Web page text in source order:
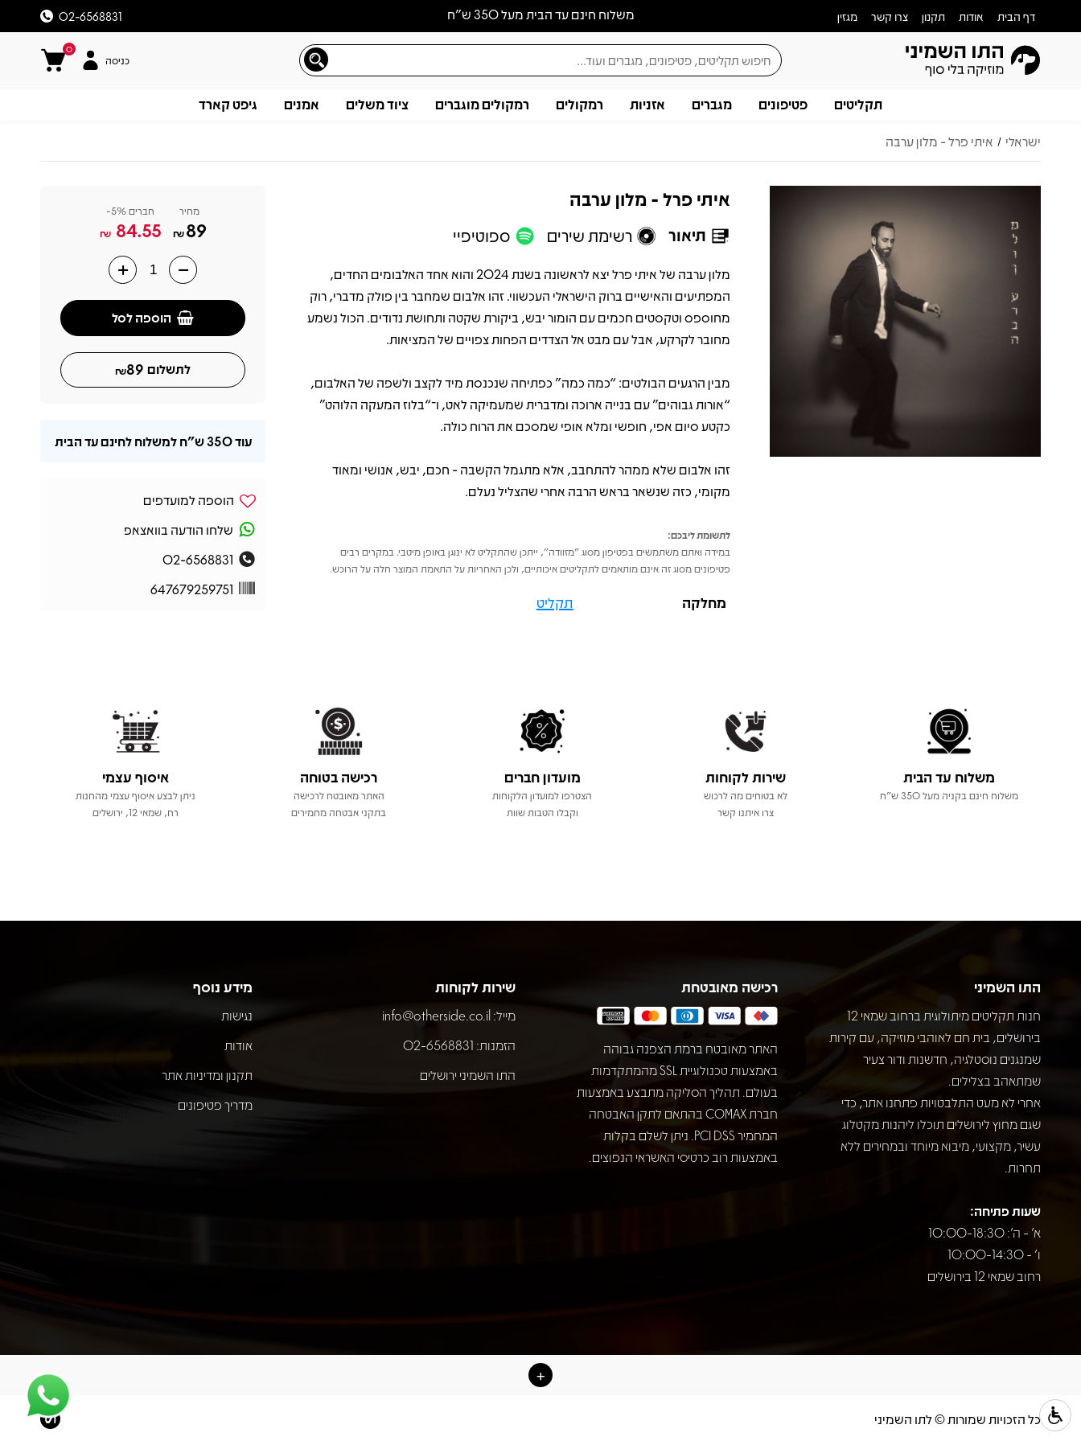
משלוח חינם עד הבית מעל 350 ש״ח דף הבית אודות תקנון צרו קשר מגזין 02-6568831
0
כניסה
תקליטים פטיפונים מגברים אזניות רמקולים רמקולים מוגברים ציוד משלים אמנים גיפט קארד
ישראלי / איתי פרל - מלון ערבה
איתי פרל - מלון ערבה
תיאור רשימת שירים ספוטיפיי
תיאורמלון ערבה של איתי פרל יצא לראשונה בשנת 2024 והוא אחד האלבומים החדים,
המפתיעים והאישיים ברוק הישראלי העכשווי. זהו אלבום שמחבר בין פולק מדברי, רוק
מחוספס וטקסטים חכמים עם הומור יבש, ביקורת שקטה ותחושת נדודים. הכול נשמע
מחובר לקרקע, אבל עם מבט אל הצדדים הפחות צפויים של המציאות.
מבין הרגעים הבולטים: “כמה כמה” כפתיחה שנכנסת מיד לקצב ולשפה של האלבום,
“אורות גבוהים” עם בנייה ארוכה ומדברית שמעמיקה לאט, ו־“בלוז המעקה הלוהט”
כקטע סיום אפי, חופשי ומלא אופי שמסכם את הרוח כולה.
זהו אלבום שלא ממהר להתחבב, אלא מתגמל הקשבה - חכם, יבש, אנושי ומאוד
מקומי, כזה שנשאר בראש הרבה אחרי שהצליל נעלם.
לתשומת ליבכם:
במידה ואתם משתמשים בפטיפון מסוג "מזוודה", ייתכן שהתקליט לא ינוגן באופן מיטבי. במקרים רבים
פטיפונים מסוג זה אינם מותאמים לתקליטים איכותיים, ולכן האחריות על התאמת המוצר חלה על הרוכש.
מחלקה תקליט
מחיר
89
₪
חברים 5%-
84.55
₪
הוספה לסל
לתשלום 89
₪
עוד350 ש"ח למשלוח לחינם עד הבית
הוספה למועדפים
שלחו הודעה בוואצאפ
02-6568831
647679259751
משלוח עד הבית
משלוח חינם בקניה מעל 350 ש"ח
שירות לקוחות
לא בטוחים מה לרכוש
צרו איתנו קשר
מועדון חברים
הצטרפו למועדון הלקוחות
וקבלו הטבות שוות
רכישה בטוחה
האתר מאובטח לרכישה
בתקני אבטחה מחמירים
איסוף עצמי
ניתן לבצע איסוף עצמי מהחנות
רח, שמאי 12, ירושלים
התו השמיני
חנות תקליטים מיתולוגית ברחוב שמאי 12
בירושלים, בית חם לאוהבי מוזיקה, עם קירות
שמנגנים נוסטלגיה, חדשנות ודור צעיר
שמתאהב בצלילים.
אחרי לא מעט התלבטויות פתחנו אתר, כדי
שגם מחוץ לירושלים תוכלו ליהנות מקטלוג
עשיר, מקצועי, מיבוא מיוחד ובמחירים ללא
תחרות.
שעות פתיחה:
א' - ה': 10:00-18:30
ו' - 10:00-14:30
רחוב שמאי 12 בירושלים
רכישה מאובטחת
האתר מאובטח ברמת הצפנה גבוהה
באמצעות טכנולוגיית SSL מהמתקדמות
בעולם. תהליך הסליקה מתבצע באמצעות
חברת COMAX בהתאם לתקן האבטחה
המחמיר PCI DSS. ניתן לשלם בקלות
באמצעות רוב כרטיסי האשראי הנפוצים.
שירות לקוחות
מייל: info@otherside.co.il
הזמנות: 02-6568831
התו השמיני ירושלים
מידע נוסף
נגישות
אודות
תקנון ומדיניות אתר
מדריך פטיפונים
כל הזכויות שמורות © לתו השמיני